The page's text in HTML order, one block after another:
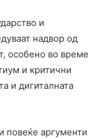
и
надвор од
особено во време
и критични
и дигиталната
повеќе аргументи